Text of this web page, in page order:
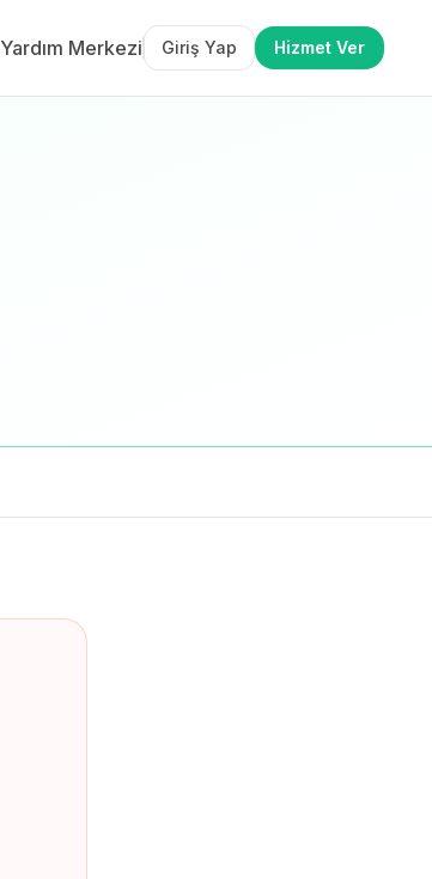
Yardım Merkezi Giriş Yap Hizmet Ver